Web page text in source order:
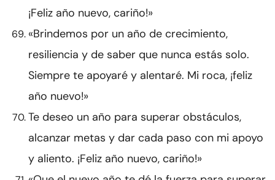
¡Feliz año nuevo, cariño!»
«Brindemos por un año de crecimiento,
resiliencia y de saber que nunca estás solo.
Siempre te apoyaré y alentaré. Mi roca, ¡feliz
año nuevo!»
Te deseo un año para superar obstáculos,
alcanzar metas y dar cada paso con mi apoyo
y aliento. ¡Feliz año nuevo, cariño!»